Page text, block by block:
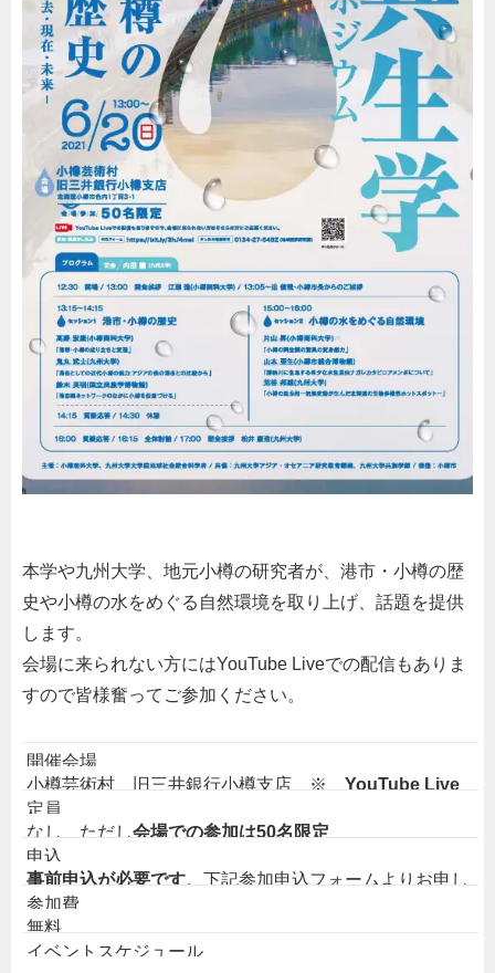
本学や九州大学、地元小樽の研究者が、港市・小樽の歴
史や小樽の水をめぐる自然環境を取り上げ、話題を提供
します。
会場に来られない方にはYouTube Liveでの配信もありま
すので皆様奮ってご参加ください。
開催会場
小樽芸術村 旧三井銀行小樽支店 ※ YouTube Live
でも配信します
（小樽市色内色内1丁目3-1）
定員
なし ただし会場での参加は50名限定
申込
事前申込が必要です。下記参加申込フォームよりお申し
込みください。
https://bit.ly/3hJ4mei
YouTubeLiveでの参加を希望される方もお申し込みが必
参加費
無料
イベントスケジュール